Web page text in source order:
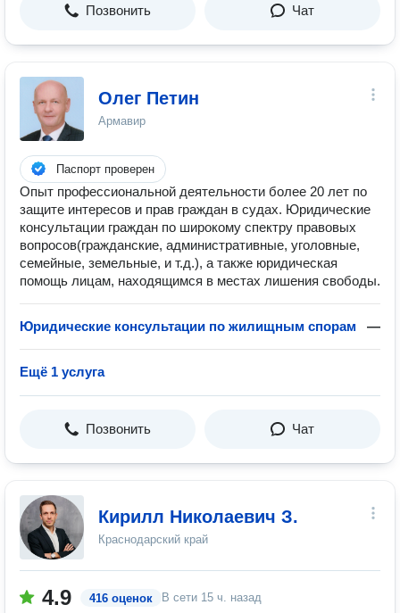
Позвонить Чат
Олег Петин
Армавир
Паспорт проверен
Опыт профессиональной деятельности более 20 лет по
защите интересов и прав граждан в судах. Юридические
консультации граждан по широкому спектру правовых
вопросов(гражданские, административные, уголовные,
семейные, земельные, и т.д.), а также юридическая
помощь лицам, находящимся в местах лишения свободы.
Юридические консультации по жилищным спорам —
Ещё 1 услуга
Позвонить Чат
Кирилл Николаевич З.
Краснодарский край
4.9 416 оценок В сети 15 ч. назад